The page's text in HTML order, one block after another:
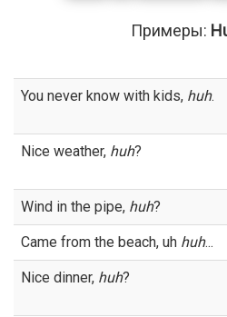
Примеры:
You never know with kids, huh.
Nice weather, huh?
Wind in the pipe, huh?
Came from the beach, uh huh...
Nice dinner, huh?